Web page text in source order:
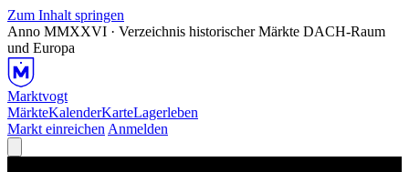
Zum Inhalt springen
Anno MMXXVI · Verzeichnis historischer Märkte DACH-Raum
und Europa
Marktvogt
MärkteKalenderKarteLagerleben
Markt einreichen Anmelden